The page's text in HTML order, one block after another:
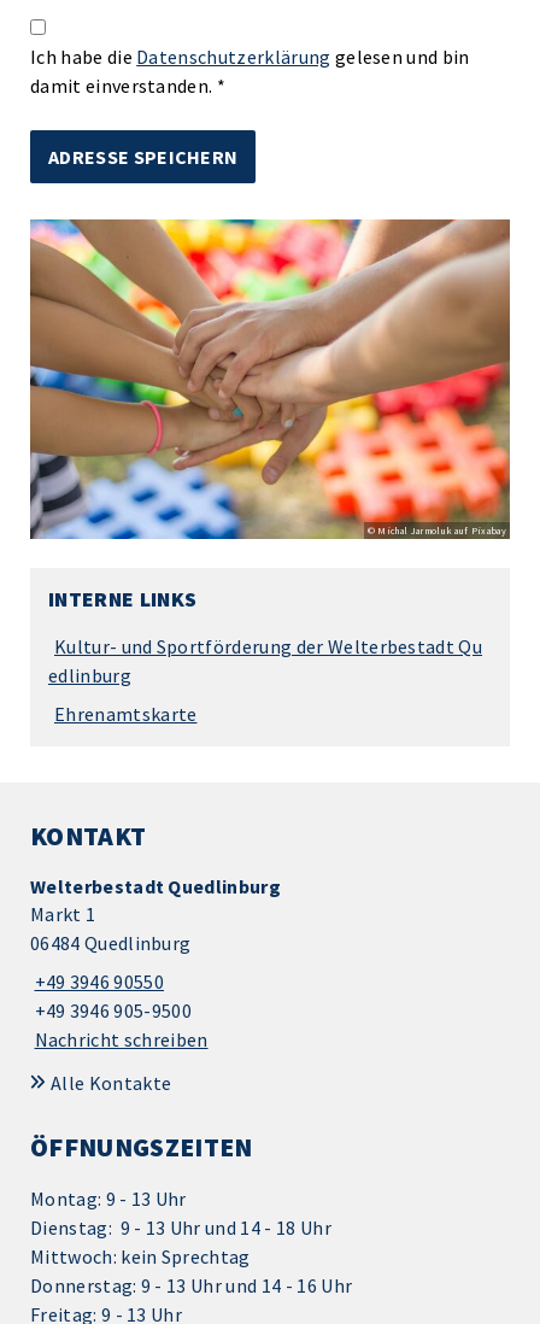
Ich habe die Datenschutzerklärung gelesen und bin
damit einverstanden. *
© Michal Jarmoluk auf Pixabay
INTERNE LINKS
Kultur- und Sportförderung der Welterbestadt Qu
edlinburg
Ehrenamtskarte
KONTAKT
Welterbestadt Quedlinburg
Markt 1
06484 Quedlinburg
+49 3946 90550
+49 3946 905-9500
Nachricht schreiben
Alle Kontakte
ÖFFNUNGSZEITEN
Montag: 9 - 13 Uhr
Dienstag: 9 - 13 Uhr und 14 - 18 Uhr
Mittwoch: kein Sprechtag
Donnerstag: 9 - 13 Uhr und 14 - 16 Uhr
Freitag: 9 - 13 Uhr